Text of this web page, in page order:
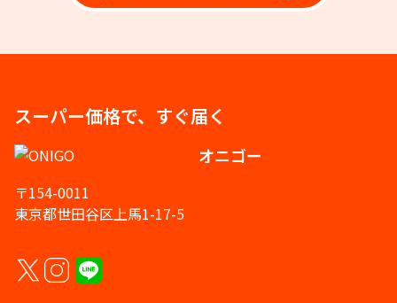
スーパー価格で、すぐ届く
オニゴー
〒154-0011
東京都世田谷区上馬1-17-5